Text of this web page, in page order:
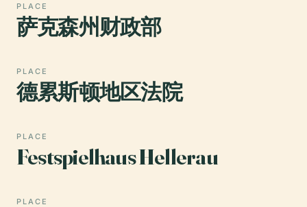
PLACE
萨克森州财政部
PLACE
德累斯顿地区法院
PLACE
Festspielhaus Hellerau
PLACE